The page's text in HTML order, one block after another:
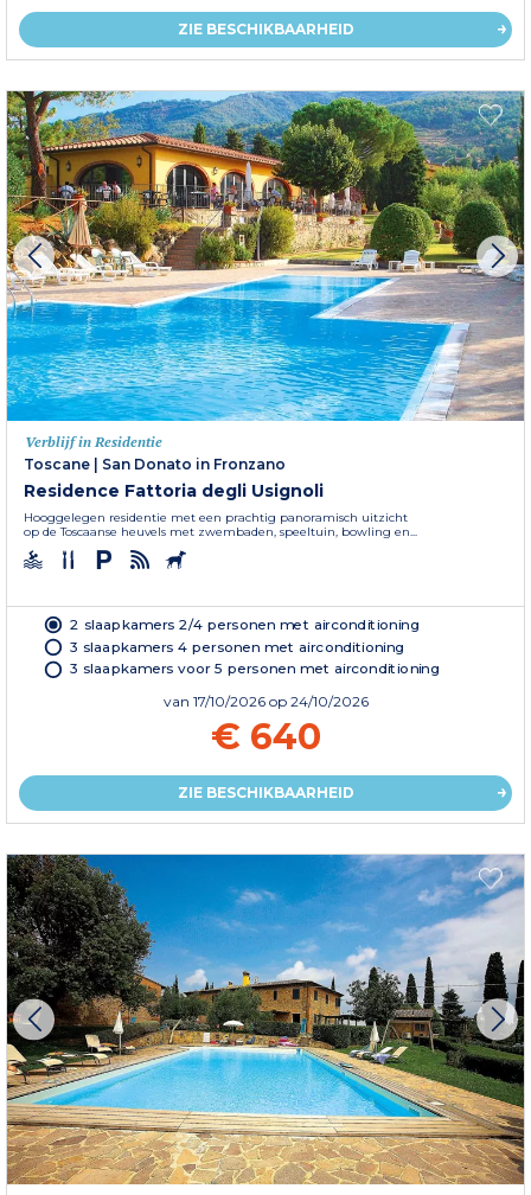
ZIE BESCHIKBAARHEID
Verblijf in Residentie
Toscane
San Donato in Fronzano
Residence Fattoria degli Usignoli
Hooggelegen residentie met een prachtig panoramisch uitzicht
op de Toscaanse heuvels met zwembaden, speeltuin, bowling en...
2 slaapkamers 2/4 personen met airconditioning
3 slaapkamers 4 personen met airconditioning
3 slaapkamers voor 5 personen met airconditioning
van 17/10/2026 op 24/10/2026
€ 640
ZIE BESCHIKBAARHEID